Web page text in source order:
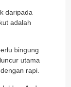
daripada
adalah
bingung
utama
rapi.